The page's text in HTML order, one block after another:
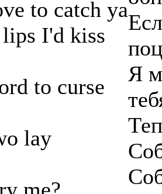
to catch ya
I'd kiss
to curse
lay
Я